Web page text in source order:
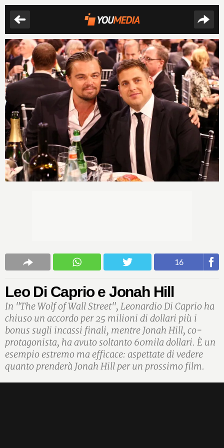
16
Leo Di Caprio e Jonah Hill
In "The Wolf of Wall Street", Leonardio Di Caprio ha
chiuso un accordo per 25 milioni di dollari più i
bonus sugli incassi finali, mentre Jonah Hill, co-
protagonista, ha avuto soltanto 60mila dollari. È un
esempio estremo ma efficace: aspettate di vedere
quanto prenderà Jonah Hill per un prossimo film.